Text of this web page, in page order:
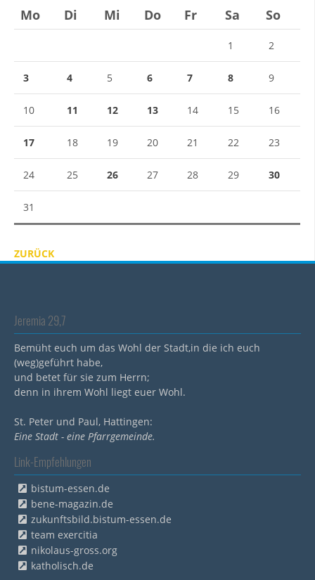
Mo Di Mi Do Fr Sa So
1 2
3 4 5 6 7 8 9
10 11 12 13 14 15 16
17 18 19 20 21 22 23
24 25 26 27 28 29 30
31
ZURÜCK
Jeremia 29,7
Bemüht euch um das Wohl der Stadt,in die ich euch
(weg)geführt habe,
und betet für sie zum Herrn;
denn in ihrem Wohl liegt euer Wohl.
St. Peter und Paul, Hattingen:
Eine Stadt - eine Pfarrgemeinde.
Link-Empfehlungen
bistum-essen.de
bene-magazin.de
zukunftsbild.bistum-essen.de
team exercitia
nikolaus-gross.org
katholisch.de